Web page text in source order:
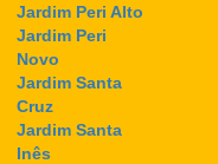
Jardim Peri Alto
Jardim Peri
Novo
Jardim Santa
Cruz
Jardim Santa
Inês